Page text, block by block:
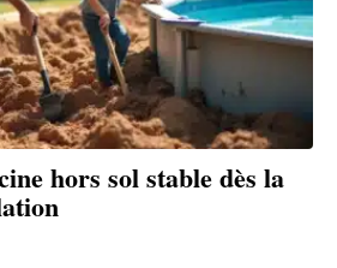
hors sol stable dès la